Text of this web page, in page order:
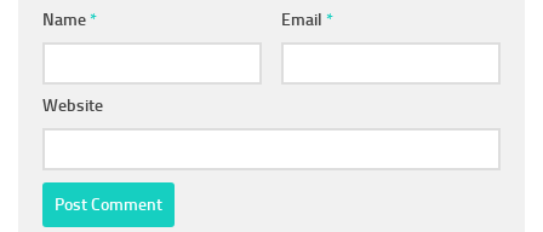
Name* Email *
Website